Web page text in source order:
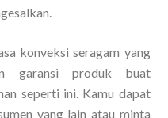
konveksi seragam yang
garansi produk buat
seperti ini. Kamu dapat
yang lain atau minta